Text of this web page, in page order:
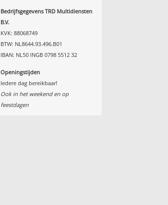
Bedrijfsgegevens TRD Multidiensten
B.V.
KVK: 88068749
BTW: NL8644.93.496.B01
IBAN: NL50 INGB 0798 5512 32
Openingstijden
Iedere dag bereikbaar!
Ook in het weekend en op
feestdagen